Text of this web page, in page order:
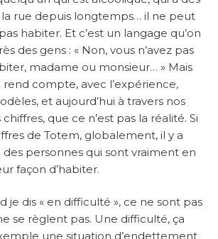
la rue depuis longtemps… il ne peut
habiter. Et c’est un langage qu’on
des gens : « Non, vous n’avez pas
madame ou monsieur… » Mais
rend compte, avec l’expérience,
et aujourd’hui à travers nos
que ce n’est pas la réalité. Si
de Totem, globalement, il y a
des personnes qui sont vraiment en
façon d’habiter.
je dis « en difficulté », ce ne sont pas
se règlent pas. Une difficulté, ça
une situation d’endettement